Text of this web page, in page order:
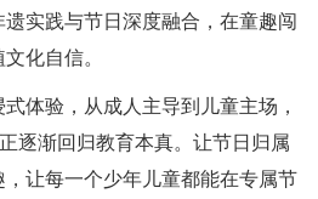
实践与节日深度融合，在童趣闯
化自信。
体验，从成人主导到儿童主场，
逐渐回归教育本真。让节日归属
让每一个少年儿童都能在专属节